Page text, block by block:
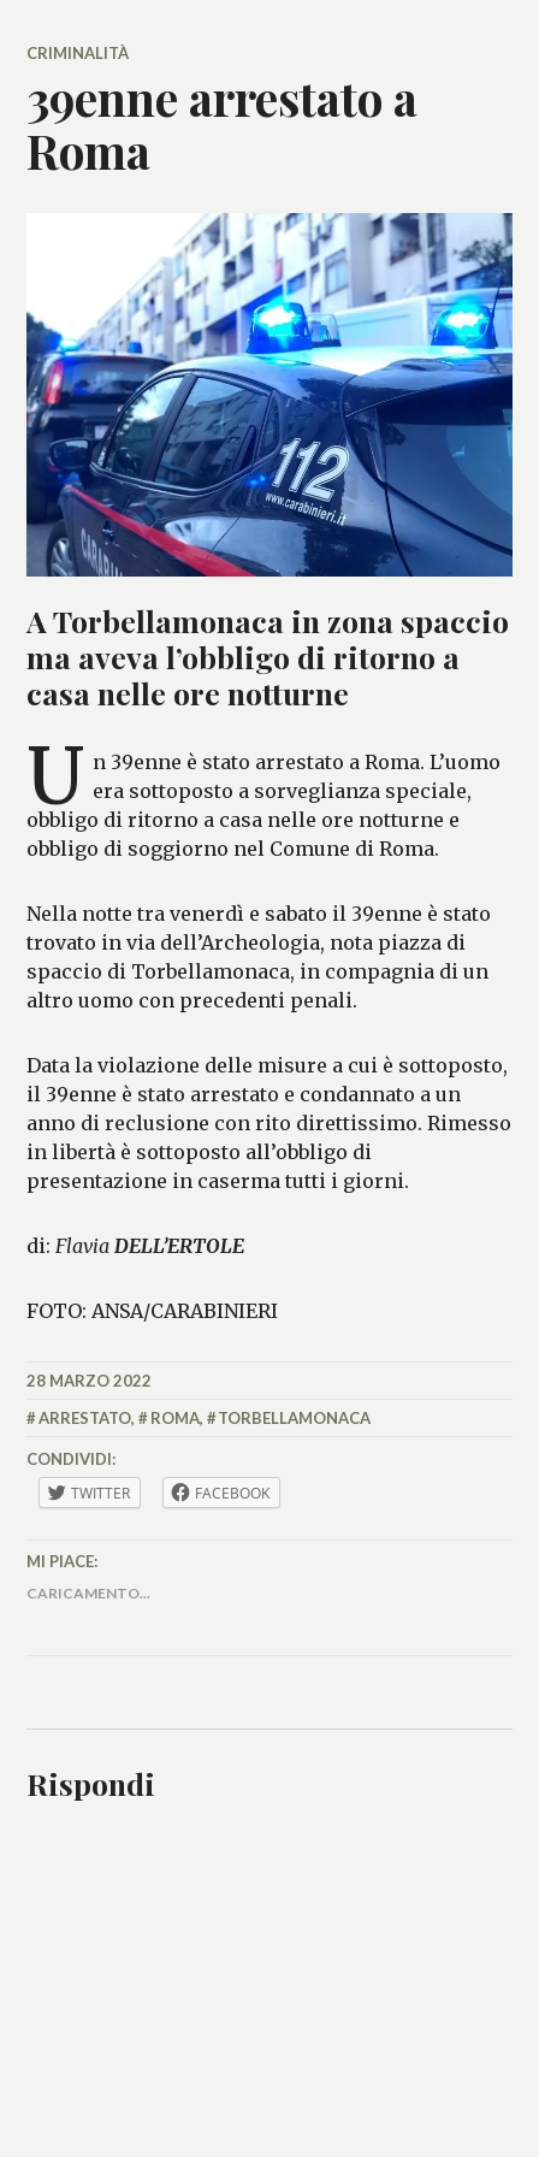
CRIMINALITÀ
39enne arrestato a
Roma
A Torbellamonaca in zona spaccio
ma aveva l’obbligo di ritorno a
casa nelle ore notturne
U n 39enne è stato arrestato a Roma. L’uomo
era sottoposto a sorveglianza speciale,
obbligo di ritorno a casa nelle ore notturne e
obbligo di soggiorno nel Comune di Roma.
Nella notte tra venerdì e sabato il 39enne è stato
trovato in via dell’Archeologia, nota piazza di
spaccio di Torbellamonaca, in compagnia di un
altro uomo con precedenti penali.
Data la violazione delle misure a cui è sottoposto,
il 39enne è stato arrestato e condannato a un
anno di reclusione con rito direttissimo. Rimesso
in libertà è sottoposto all’obbligo di
presentazione in caserma tutti i giorni.
di:FlaviaDELL’ERTOLE
FOTO: ANSA/CARABINIERI
FLAVIA
28 MARZO 2022
ARRESTATO, ROMA, TORBELLAMONACA
CONDIVIDI:
TWITTER FACEBOOK
MI PIACE:
CARICAMENTO...
Rispondi